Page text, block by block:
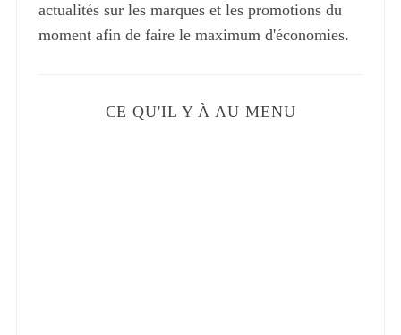
actualités sur les marques et les promotions du
moment afin de faire le maximum d'économies.
CE QU'IL Y À AU MENU